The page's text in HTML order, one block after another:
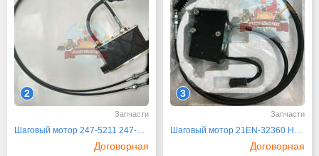
2
Запчасти
Шаговый мотор 247-5211 247-5212 Caterpillar CAT
Договорная
3
Запчасти
Шаговый мотор 21EN-32360 Hyundai R300LC-9S
Договорная